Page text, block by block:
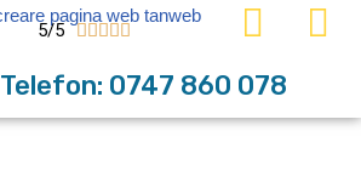
5/5     
Telefon: 0747 860 078